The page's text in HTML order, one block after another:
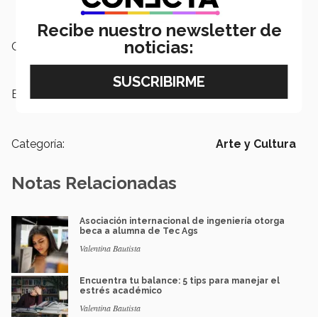
Campus:
Etiquetas:
Categoría: Arte y Cultura
Notas Relacionadas
Asociación internacional de ingeniería otorga
beca a alumna de Tec Ags
Valentina Bautista
Encuentra tu balance: 5 tips para manejar el
estrés académico
Valentina Bautista
Recibe nuestro newsletter de
noticias: